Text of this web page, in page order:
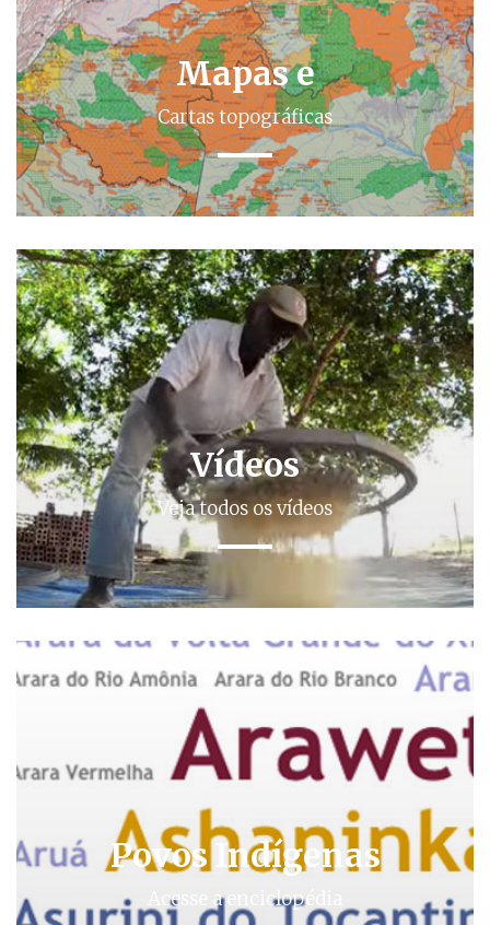
Mapas e
Cartas topográficas
Vídeos
Veja todos os vídeos
Povos Indígenas
Acesse a enciclopédia